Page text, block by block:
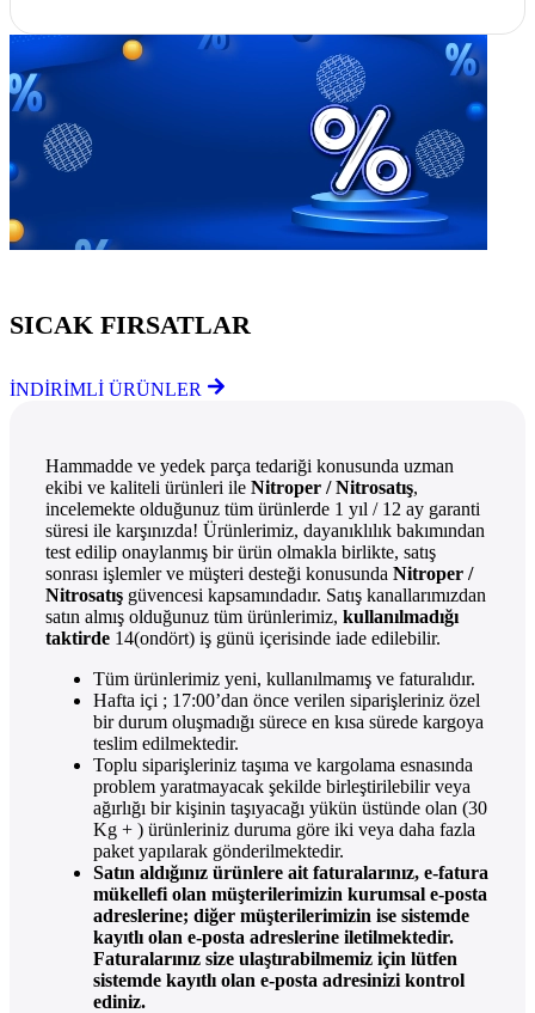
SICAK FIRSATLAR
İNDİRİMLİ ÜRÜNLER
Hammadde ve yedek parça tedariği konusunda uzman
ekibi ve kaliteli ürünleri ile Nitroper / Nitrosatış,
incelemekte olduğunuz tüm ürünlerde 1 yıl / 12 ay garanti
süresi ile karşınızda! Ürünlerimiz, dayanıklılık bakımından
test edilip onaylanmış bir ürün olmakla birlikte, satış
sonrası işlemler ve müşteri desteği konusunda Nitroper /
Nitrosatış güvencesi kapsamındadır. Satış kanallarımızdan
satın almış olduğunuz tüm ürünlerimiz, kullanılmadığı
taktirde 14(ondört) iş günü içerisinde iade edilebilir.
Tüm ürünlerimiz yeni, kullanılmamış ve faturalıdır.
Hafta içi ; 17:00’dan önce verilen siparişleriniz özel
bir durum oluşmadığı sürece en kısa sürede kargoya
teslim edilmektedir.
Toplu siparişleriniz taşıma ve kargolama esnasında
problem yaratmayacak şekilde birleştirilebilir veya
ağırlığı bir kişinin taşıyacağı yükün üstünde olan (30
Kg + ) ürünleriniz duruma göre iki veya daha fazla
paket yapılarak gönderilmektedir.
Satın aldığınız ürünlere ait faturalarınız, e-fatura
mükellefi olan müşterilerimizin kurumsal e-posta
adreslerine; diğer müşterilerimizin ise sistemde
kayıtlı olan e-posta adreslerine iletilmektedir.
Faturalarınız size ulaştırabilmemiz için lütfen
sistemde kayıtlı olan e-posta adresinizi kontrol
ediniz.